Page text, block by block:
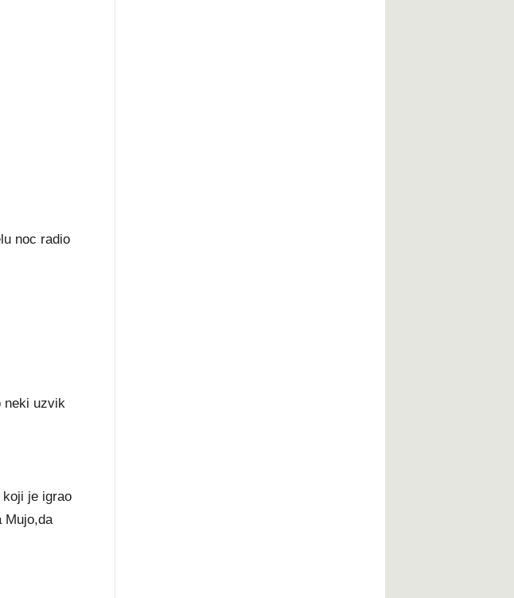
noc radio
neki uzvik
je igrao
Mujo,da